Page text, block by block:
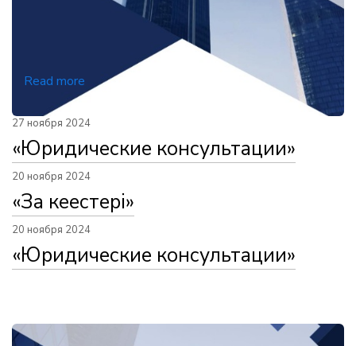
Read more
27 ноября 2024
«Юридические консультации»
20 ноября 2024
«Заң кеңестері»
20 ноября 2024
«Юридические консультации»